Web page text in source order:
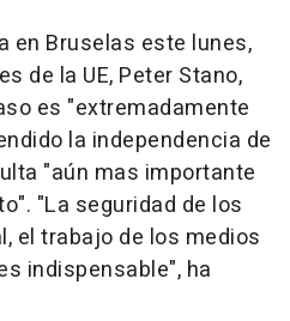
en Bruselas este lunes,
de la UE, Peter Stano,
es "extremadamente
la independencia de
"aún mas importante
"La seguridad de los
el trabajo de los medios
indispensable", ha